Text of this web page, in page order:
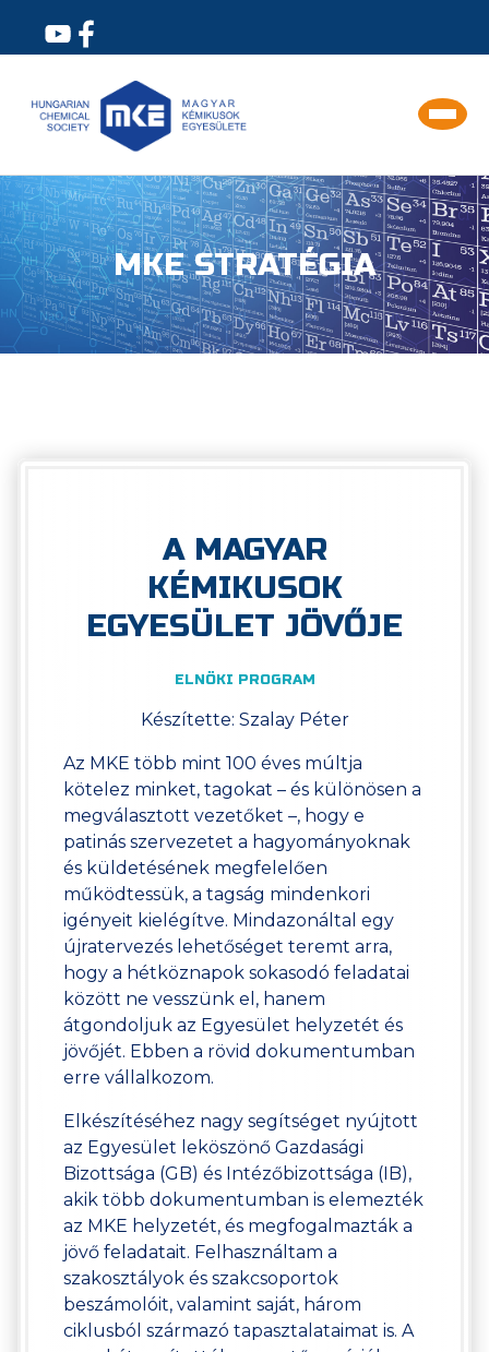
MKE STRATÉGIA
A MAGYAR
KÉMIKUSOK
EGYESÜLET JÖVŐJE
ELNÖKI PROGRAM
Készítette: Szalay Péter
Az MKE több mint 100 éves múltja
kötelez minket, tagokat – és különösen a
megválasztott vezetőket –, hogy e
patinás szervezetet a hagyományoknak
és küldetésének megfelelően
működtessük, a tagság mindenkori
igényeit kielégítve. Mindazonáltal egy
újratervezés lehetőséget teremt arra,
hogy a hétköznapok sokasodó feladatai
között ne vesszünk el, hanem
átgondoljuk az Egyesület helyzetét és
jövőjét. Ebben a rövid dokumentumban
erre vállalkozom.
Elkészítéséhez nagy segítséget nyújtott
az Egyesület leköszönő Gazdasági
Bizottsága (GB) és Intézőbizottsága (IB),
akik több dokumentumban is elemezték
az MKE helyzetét, és megfogalmazták a
jövő feladatait. Felhasználtam a
szakosztályok és szakcsoportok
beszámolóit, valamint saját, három
ciklusból származó tapasztalataimat is. A